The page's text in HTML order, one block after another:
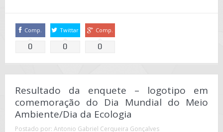
Comp.
0
Twittar
0
Comp.
0
Resultado da enquete – logotipo em
comemoração do Dia Mundial do Meio
Ambiente/Dia da Ecologia
Postado por: Antonio Gabriel Cerqueira Gonçalves